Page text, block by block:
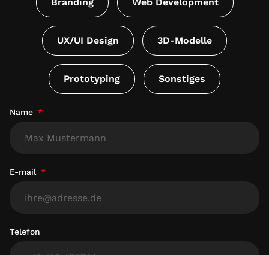
UX/UI Design 3D-Modelle
Prototyping Sonstiges
Name
E-mail
Telefon